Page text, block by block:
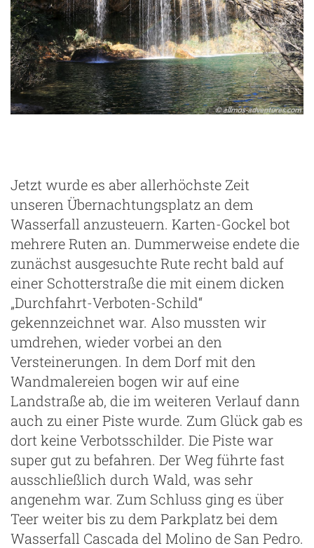
Jetzt wurde es aber allerhöchste Zeit
unseren Übernachtungsplatz an dem
Wasserfall anzusteuern. Karten-Gockel bot
mehrere Ruten an. Dummerweise endete die
zunächst ausgesuchte Rute recht bald auf
einer Schotterstraße die mit einem dicken
„Durchfahrt-Verboten-Schild“
gekennzeichnet war. Also mussten wir
umdrehen, wieder vorbei an den
Versteinerungen. In dem Dorf mit den
Wandmalereien bogen wir auf eine
Landstraße ab, die im weiteren Verlauf dann
auch zu einer Piste wurde. Zum Glück gab es
dort keine Verbotsschilder. Die Piste war
super gut zu befahren. Der Weg führte fast
ausschließlich durch Wald, was sehr
angenehm war. Zum Schluss ging es über
Teer weiter bis zu dem Parkplatz bei dem
Wasserfall Cascada del Molino de San Pedro.